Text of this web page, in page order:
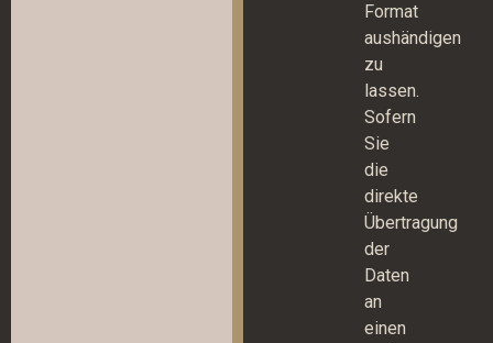
Format
aushändigen
zu
lassen.
Sofern
Sie
die
direkte
Übertragung
der
Daten
an
einen